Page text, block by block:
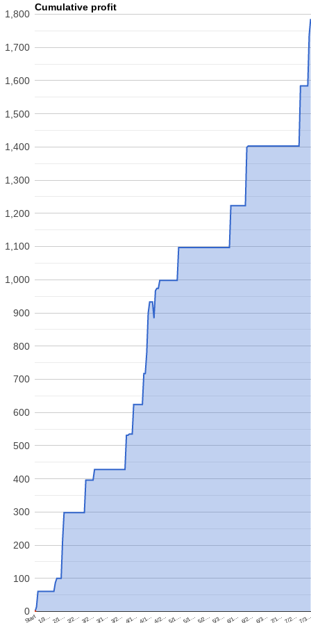
Cumulative profit
Start1/3… 2/1… 2/2… 3/2… 3/1… 3/2… 4/1… 4/1… 4/2… 5/1… 5/1… 5/2… 5/3… 6/1… 6/2… 6/3… 7/1…7/2…7/
0
100
200
300
400
500
600
700
800
900
1,000
1,100
1,200
1,300
1,400
1,500
1,600
1,700
1,800